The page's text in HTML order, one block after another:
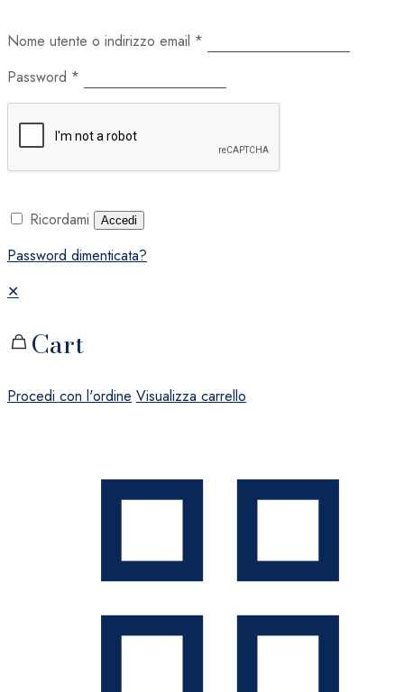
Nome utente o indirizzo email *
Password *
Ricordami Accedi
Password dimenticata?
✕
Cart
Procedi con l'ordine Visualizza carrello